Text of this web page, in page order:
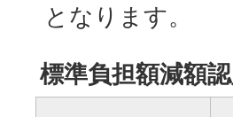
となります。
標準負担額減額